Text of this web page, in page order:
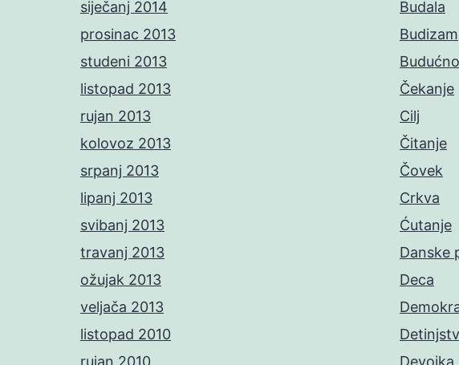
siječanj 2014
prosinac 2013
studeni 2013
listopad 2013
rujan 2013
kolovoz 2013
srpanj 2013
lipanj 2013
svibanj 2013
travanj 2013
ožujak 2013
veljača 2013
listopad 2010
rujan 2010
Budala
Budizam
Čekanje
Cilj
Čitanje
Čovek
Crkva
Ćutanje
Danske
Deca
Devojka